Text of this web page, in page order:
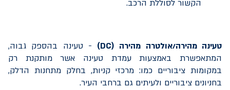
הקשור לסוללת הרכב.
טעינה מהירה/אולטרה מהירה (DC
) - טעינה בהספק גבוה,
המתאפשרת באמצעות עמדת טעינה אשר מותקנת רק
במקומות ציבוריים כמו: מרכזי קניות, בחלק מתחנות הדלק,
בחניונים ציבוריים ולעיתים גם ברחבי העיר.